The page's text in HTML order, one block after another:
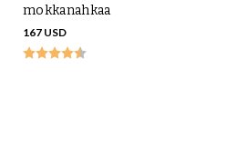
mokkanahkaa
167 USD